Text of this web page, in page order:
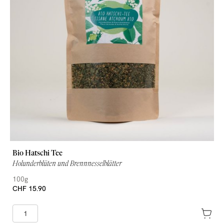
Bio Hatschi Tee
Holunderblüten und Brennnesselblätter
100g
CHF 15.90